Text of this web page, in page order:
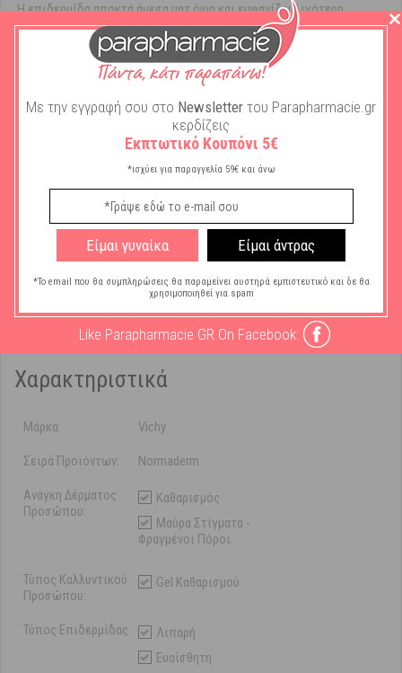
Η επιδερμίδα αποκτά άμεσα ματ όψη και εμφανίζει λιγότερη
λιπαρότητα στη διάρκεια της ημέρας.
Καθαριστική βάση φυτικής προέλευσης από καρύδα, με παράγοντες
αφρισμού που εξυγιαίνουν σε βάθος την επιδερμίδα χωρίς να την
Φυσιολογικό PH (5,5).
Καθαρή σύνθεση για απομάκρυνση των ρύπων και τέλεια αφαίρεση
Υποαλλεργικό. Κατάλληλο για ευαίσθητες επιδερμίδες.
Δοκιμασμένο υπό δερματολογικό έλεγχο.
Απλώστε το προϊόν πρωί και βράδυ σε νωπό πρόσωπο,
κάνοντας κυκλικές κινήσεις μέχρι να σχηματιστεί αφρός. Ξεβγάλτε.
μάτια, ξεβγάλτε αμέσως με νερό.
Χαρακτηριστικά
Μάρκα: Vichy
Σειρά Προϊόντων: Normaderm
Ανάγκη Δέρματος
Προσώπου:
Καθαρισμός
Μαύρα Στίγματα -
Φραγμένοι Πόροι
Τύπος Καλλυντικού
Προσώπου:
Gel Καθαρισμού
Τύπος Επιδερμίδας
:
Λιπαρή
Ευαίσθητη
Με την εγγραφή σου στο Newsletter του Parapharmacie.gr
κερδίζεις
Εκπτωτικό Κουπόνι 5€
*ισχύει για παραγγελία 59€ και άνω
Είμαι γυναίκα Είμαι άντρας
*Το email που θα συμπληρώσεις θα παραμείνει αυστηρά εμπιστευτικό και δε θα
χρησιμοποιηθεί για spam
Like Parapharmacie GR On Facebook: